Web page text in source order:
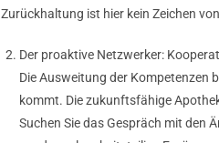
Zurückhaltung ist hier kein Zeichen
Der proaktive Netzwerker:
Die Ausweitung der Kompetenzen
kommt. Die zukunftsfähige
Suchen Sie das Gespräch mit den